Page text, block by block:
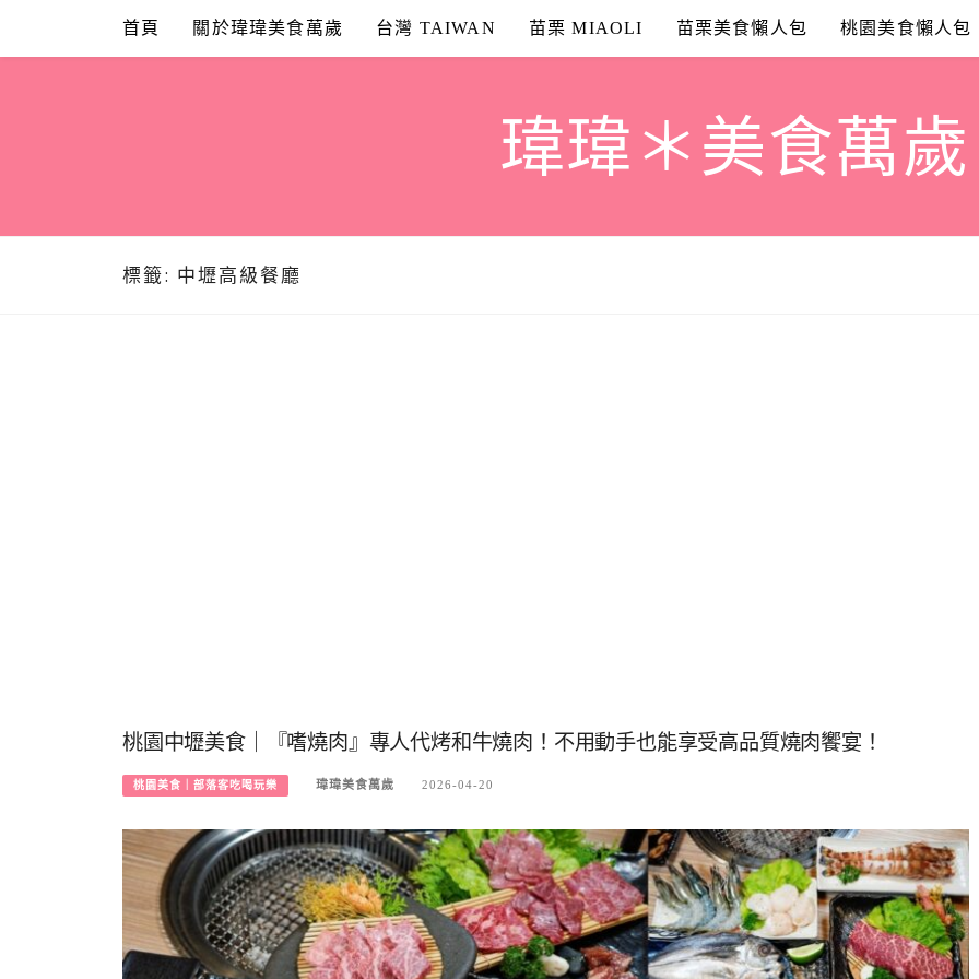
content
首頁 關於瑋瑋美食萬歲 台灣 TAIWAN 苗栗 MIAOLI 苗栗美食懶人包 桃園美食懶人包
瑋瑋＊美食萬歲
標籤: 中壢高級餐廳
桃園中壢美食｜『嗜燒肉』專人代烤和牛燒肉！不用動手也能享受高品質燒肉饗宴！
桃園美食｜部落客吃喝玩樂 瑋瑋美食萬歲 2026-04-20